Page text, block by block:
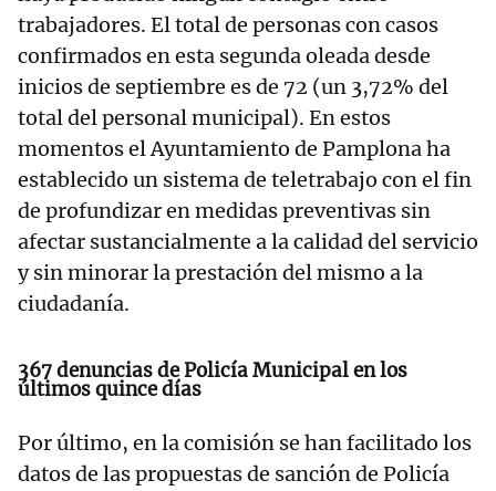
trabajadores. El total de personas con casos
confirmados en esta segunda oleada desde
inicios de septiembre es de 72 (un 3,72% del
total del personal municipal). En estos
momentos el Ayuntamiento de Pamplona ha
establecido un sistema de teletrabajo con el fin
de profundizar en medidas preventivas sin
afectar sustancialmente a la calidad del servicio
y sin minorar la prestación del mismo a la
ciudadanía.
367 denuncias de Policía Municipal en los
últimos quince días
Por último, en la comisión se han facilitado los
datos de las propuestas de sanción de Policía